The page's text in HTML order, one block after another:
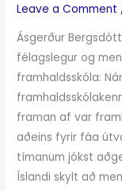
Leave a Comment
Ásgerður
félagslegur og
framhaldsskóla:
framan af var
aðeins fyrir fáa
tímanum jókst
Íslandi skylt að